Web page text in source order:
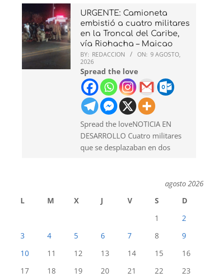
URGENTE: Camioneta
embistió a cuatro militares
en la Troncal del Caribe,
vía Riohacha – Maicao
BY: REDACCION ON: 9 AGOSTO,
2026
Spread the love
Spread the loveNOTICIA EN
DESARROLLO Cuatro militares
que se desplazaban en dos
agosto 2026
L
M X J V S
D
1
2
3
4 5 6 7 8
9
10
11 12 13 14 15
16
17
18 19 20 21 22
23